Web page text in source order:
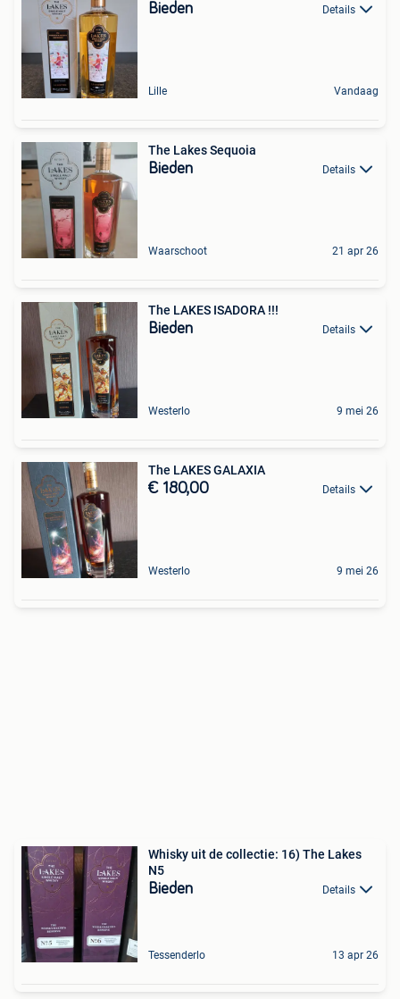
Bieden Details
Lille Vandaag
The Lakes Sequoia
Bieden Details
Waarschoot 21 apr 26
The LAKES ISADORA !!!
Bieden Details
Westerlo 9 mei 26
The LAKES GALAXIA
€ 180,00 Details
Westerlo 9 mei 26
Whisky uit de collectie: 16) The Lakes
N5
Bieden Details
Tessenderlo 13 apr 26